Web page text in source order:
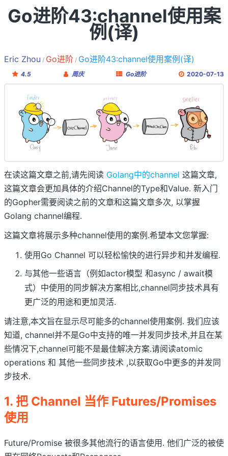
Go进阶43:channel使用案
例(译)
Eric Zhou Go进阶 Go进阶43:channel使用案例(译)
4.5 周庆 Go进阶 2020-07-13
在读这篇文章之前,请先阅读 Golang中的channel 这篇文章,
这篇文章会更加具体的介绍Channel的Type和Value. 新入门
的Gopher需要阅读之前的文章和这篇文章多次, 以掌握
Golang channel编程.
这篇文章将展示多种channel使用的案例.希望本文您掌握:
使用Go Channel 可以轻松愉快的进行异步和并发编程.
与其他一些语言（例如actor模型 和async / await模
式）中使用的同步解决方案相比,channel同步技术具有
更广泛的用途和更加灵活.
请注意,本文旨在显示尽可能多的channel使用案例. 我们应该
知道, channel并不是Go中支持的唯一并发同步技术,并且在某
些情况下,channel可能不是最佳解决方案.请阅读atomic
operations 和 其他一些同步技术 ,以获取Go中更多的并发同
步技术.
1. 把 Channel 当作 Futures/Promises
使用
Future/Promise 被很多其他流行的语言使用. 他们广泛的被使